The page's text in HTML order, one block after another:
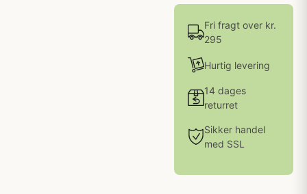
Fri fragt over kr.
295
Hurtig levering
14 dages
returret
Sikker handel
med SSL